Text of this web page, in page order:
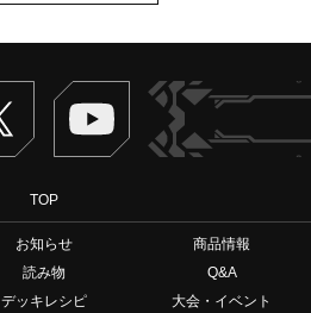
Twitter ヴァンガードch
TOP
お知らせ
商品情報
読み物
Q&A
デッキレシピ
大会・イベント